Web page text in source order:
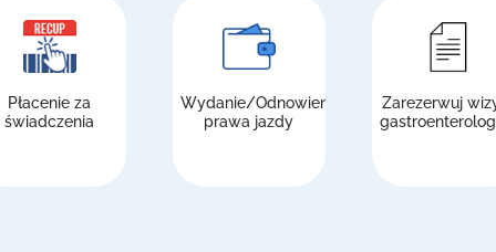
Płacenie za
świadczenia
Wydanie/Odnowienie
prawa jazdy
Zarezerwuj